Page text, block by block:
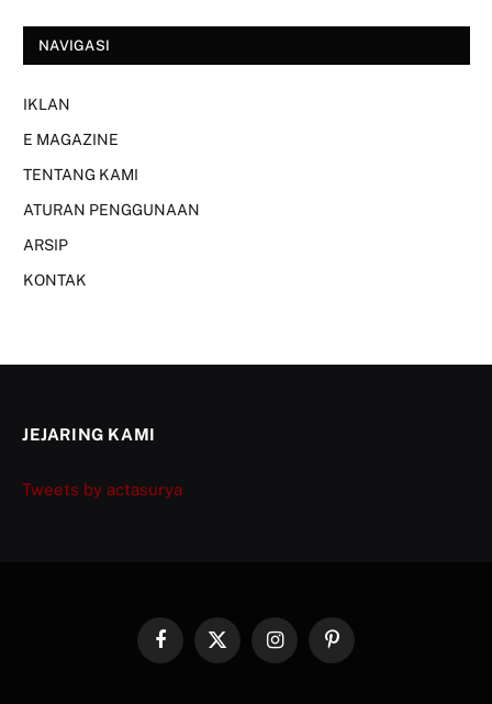
NAVIGASI
IKLAN
E MAGAZINE
TENTANG KAMI
ATURAN PENGGUNAAN
ARSIP
KONTAK
JEJARING KAMI
Tweets by actasurya
FacebookX
InstagramPinterest